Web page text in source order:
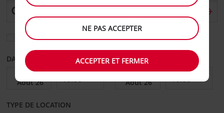
Sélectionnez une autre agence de retour
DATE DE DÉPART DATE DE RETOUR
TYPE DE LOCATION
NE PAS ACCEPTER
ACCEPTER ET FERMER